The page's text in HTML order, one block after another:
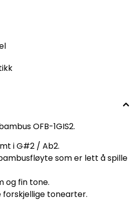
OFB-1GIS2.
i G#2 / Ab2.
som er lett å spille
og fin tone.
forskjellige tonearter.